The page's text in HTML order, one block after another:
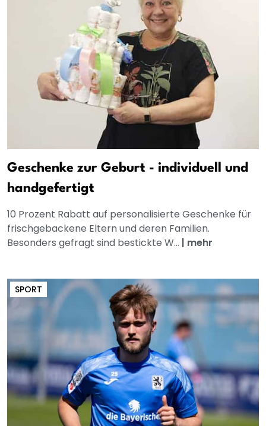
Geschenke zur Geburt - individuell und
handgefertigt
10 Prozent Rabatt auf personalisierte Geschenke für
frischgebackene Eltern und deren Familien.
Besonders gefragt sind bestickte W... | mehr
SPORT